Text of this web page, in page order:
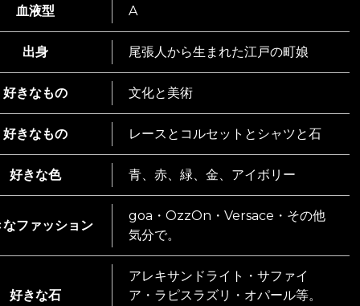
血液型 A
出身 尾張人から生まれた江戸の町娘
好きなもの 文化と美術
好きなもの レースとコルセットとシャツと石
好きな色 青、赤、緑、金、アイボリー
なファッション
goa・OzzOn・Versace・その他
気分で。
好きな石
アレキサンドライト・サファイ
ア・ラピスラズリ・オパール等。